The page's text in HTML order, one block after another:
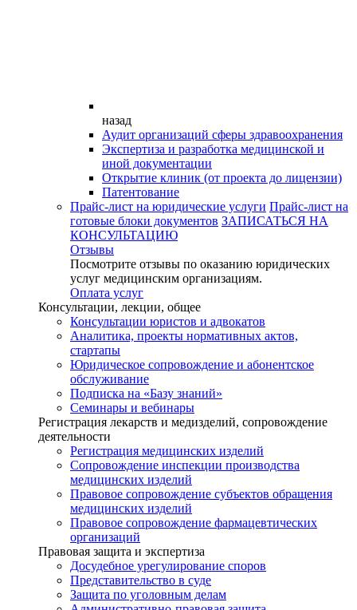
назад
Аудит организаций сферы здравоохранения
Экспертиза и разработка медицинской и
иной документации
Открытие клиник (от проекта до лицензии)
Патентование
Прайс-лист на юридические услуги Прайс-лист на
готовые блоки документов ЗАПИСАТЬСЯ НА
КОНСУЛЬТАЦИЮ
Отзывы
Посмотрите отзывы по оказанию юридических
услуг медицинским организациям.
Оплата услуг
Консультации, лекции, общее
Консультации юристов и адвокатов
Аналитика, проекты нормативных актов,
стартапы
Юридическое сопровождение и абонентское
обслуживание
Подписка на «Базу знаний»
Семинары и вебинары
Регистрация лекарств и медизделий, сопровождение
деятельности
Регистрация медицинских изделий
Сопровождение инспекции производства
медицинских изделий
Правовое сопровождение субъектов обращения
медицинских изделий
Правовое сопровождение фармацевтических
организаций
Правовая защита и экспертиза
Досудебное урегулирование споров
Представительство в суде
Защита по уголовным делам